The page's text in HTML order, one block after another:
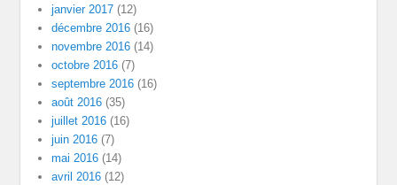
janvier 2017 (12)
décembre 2016 (16)
novembre 2016 (14)
octobre 2016 (7)
septembre 2016 (16)
août 2016 (35)
juillet 2016 (16)
juin 2016 (7)
mai 2016 (14)
avril 2016 (12)